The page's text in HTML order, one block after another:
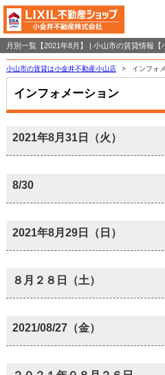
月別一覧【2021年8月】 | 小山市の賃貸情報【
小山市の賃貸は小金井不動産小山店 > インフォ
インフォメーション
2021年8月31日（火）
8/30
2021年8月29日（日）
８月２８日（土）
2021/08/27（金）